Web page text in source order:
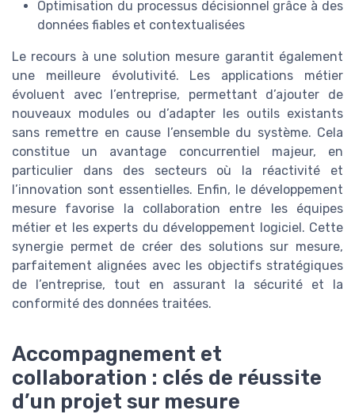
Optimisation du processus décisionnel grâce à des
données fiables et contextualisées
Le recours à une solution mesure garantit également
une meilleure évolutivité. Les applications métier
évoluent avec l’entreprise, permettant d’ajouter de
nouveaux modules ou d’adapter les outils existants
sans remettre en cause l’ensemble du système. Cela
constitue un avantage concurrentiel majeur, en
particulier dans des secteurs où la réactivité et
l’innovation sont essentielles. Enfin, le développement
mesure favorise la collaboration entre les équipes
métier et les experts du développement logiciel. Cette
synergie permet de créer des solutions sur mesure,
parfaitement alignées avec les objectifs stratégiques
de l’entreprise, tout en assurant la sécurité et la
conformité des données traitées.
Accompagnement et
collaboration : clés de réussite
d’un projet sur mesure